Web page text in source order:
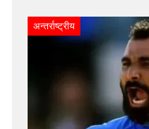
अन्तर्राष्ट्रीय